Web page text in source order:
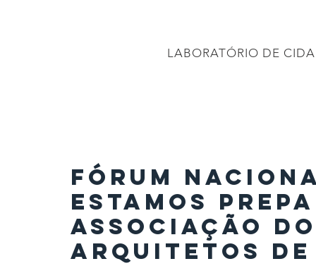
LABORATÓRIO DE
Fórum
Estamos
Associação
Arquitetos de